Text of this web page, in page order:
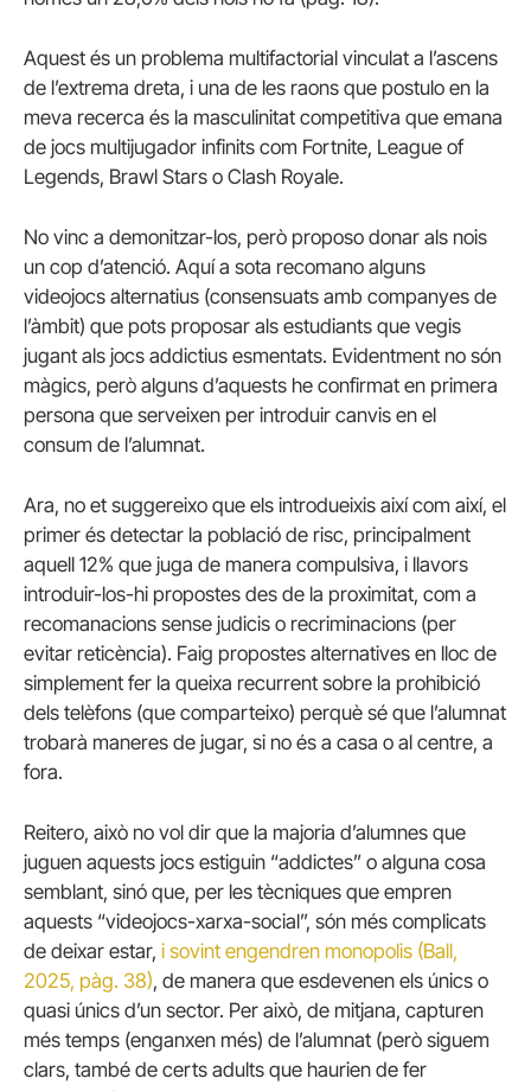
Aquest és un problema multifactorial vinculat a l’ascens
de l’extrema dreta, i una de les raons que postulo en la
meva recerca és la masculinitat competitiva que emana
de jocs multijugador infinits com Fortnite, League of
Legends, Brawl Stars o Clash Royale.
No vinc a demonitzar-los, però proposo donar als nois
un cop d’atenció. Aquí a sota recomano alguns
videojocs alternatius (consensuats amb companyes de
l’àmbit) que pots proposar als estudiants que vegis
jugant als jocs addictius esmentats. Evidentment no són
màgics, però alguns d’aquests he confirmat en primera
persona que serveixen per introduir canvis en el
consum de l’alumnat.
Ara, no et suggereixo que els introdueixis així com així, el
primer és detectar la població de risc, principalment
aquell 12% que juga de manera compulsiva, i llavors
introduir-los-hi propostes des de la proximitat, com a
recomanacions sense judicis o recriminacions (per
evitar reticència). Faig propostes alternatives en lloc de
simplement fer la queixa recurrent sobre la prohibició
dels telèfons (que comparteixo) perquè sé que l’alumnat
trobarà maneres de jugar, si no és a casa o al centre, a
fora.
Reitero, això no vol dir que la majoria d’alumnes que
juguen aquests jocs estiguin “addictes” o alguna cosa
semblant, sinó que, per les tècniques que empren
aquests “videojocs-xarxa-social”, són més complicats
de deixar estar, i sovint engendren monopolis (Ball,
2025, pàg. 38), de manera que esdevenen els únics o
quasi únics d’un sector. Per això, de mitjana, capturen
més temps (enganxen més) de l’alumnat (però siguem
clars, també de certs adults que haurien de fer